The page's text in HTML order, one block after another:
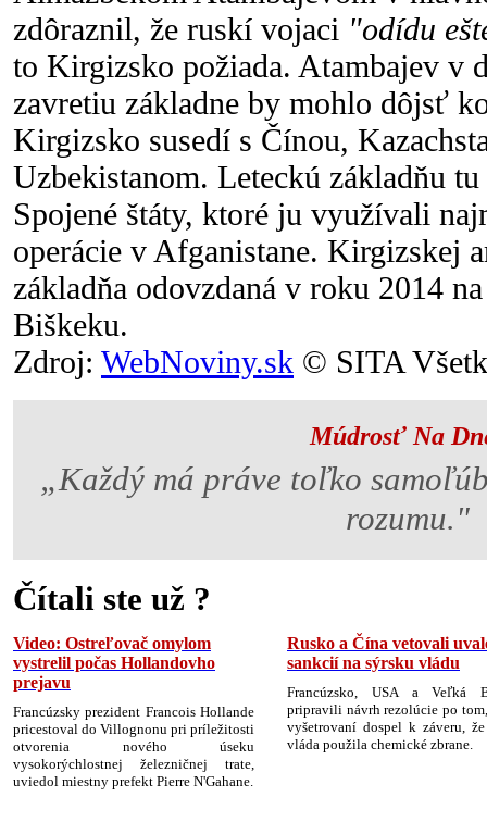
zdôraznil, že ruskí vojaci "odídu
to Kirgizsko požiada. Atambajev v
zavretiu základne by mohlo dôjsť
Kirgizsko susedí s Čínou,
Uzbekistanom. Leteckú základňu
Spojené štáty, ktoré ju využívali
operácie v Afganistane. Kirgizskej
základňa odovzdaná v roku 2014
Biškeku.
Zdroj: WebNoviny.sk © SITA
Múdrosť Na
„Každý má práve toľko
rozumu."
Čítali ste už ?
Video: Ostreľovač omylom
vystrelil počas Hollandovho
prejavu
Francúzsky prezident Francois Hollande
pricestoval do Villognonu pri príležitosti
otvorenia nového úseku
vysokorýchlostnej železničnej trate,
uviedol miestny prefekt Pierre N'Gahane.
Rusko a Čína vetovali
sankcií na sýrsku vládu
Francúzsko, USA a Veľká
pripravili návrh rezolúcie po
vyšetrovaní dospel k záveru, že
vláda použila chemické zbrane.